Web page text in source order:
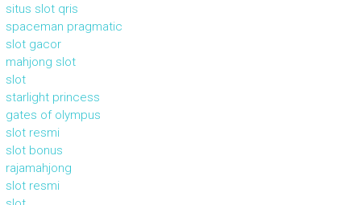
situs slot qris
spaceman pragmatic
slot gacor
mahjong slot
slot
starlight princess
gates of olympus
slot resmi
slot bonus
rajamahjong
slot resmi